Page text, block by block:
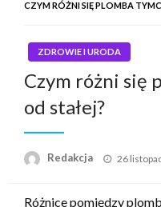
CZYM RÓŻNI SIĘ PLOMBA
ZDROWIE I URODA
Czym różni się
od stałej?
Redakcja Napisano
26
Różnice pomiędzy